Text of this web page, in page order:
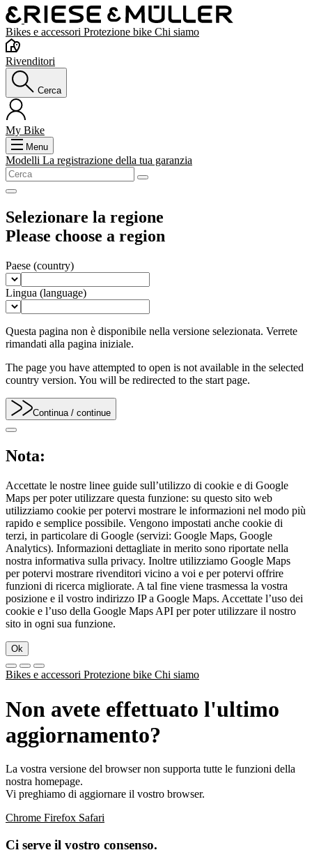
Bikes e accessori Protezione bike Chi siamo
Rivenditori
Cerca
My Bike
Menu
Modelli La registrazione della tua garanzia
Selezionare la regione
Please choose a region
Paese (country)
Lingua (language)
Questa pagina non è disponibile nella versione selezionata. Verrete
rimandati alla pagina iniziale.
The page you have attempted to open is not available in the selected
country version. You will be redirected to the start page.
Continua / continue
Nota:
Accettate le nostre linee guide sull’utilizzo di cookie e di Google
Maps per poter utilizzare questa funzione: su questo sito web
utilizziamo cookie per potervi mostrare le informazioni nel modo più
rapido e semplice possibile. Vengono impostati anche cookie di
terzi, in particolare di Google (servizi: Google Maps, Google
Analytics). Informazioni dettagliate in merito sono riportate nella
nostra informativa sulla privacy. Inoltre utilizziamo Google Maps
per potervi mostrare rivenditori vicino a voi e per potervi offrire
funzioni di ricerca migliorate. A tal fine viene trasmessa la vostra
posizione e il vostro indirizzo IP a Google Maps. Accettate l’uso dei
cookie e l’uso della Google Maps API per poter utilizzare il nostro
sito in ogni sua funzione.
Ok
Bikes e accessori Protezione bike Chi siamo
Non avete effettuato l'ultimo
aggiornamento?
La vostra versione del browser non supporta tutte le funzioni della
nostra homepage.
Vi preghiamo di aggiornare il vostro browser.
Chrome Firefox Safari
Ci serve il vostro consenso.